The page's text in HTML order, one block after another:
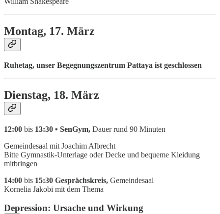
Montag, 17. März
Ruhetag, unser Begegnungszentrum Pattaya ist geschlossen
Dienstag, 18. März
12:00 bis 13:30 ▪ SenGym, Dauer rund 90 Minuten
Gemeindesaal mit Joachim Albrecht
Bitte Gymnastik-Unterlage oder Decke und bequeme Kleidung
mitbringen
14:00 bis 15:30 Gesprächskreis, Gemeindesaal
Kornelia Jakobi mit dem Thema
Depression: Ursache und Wirkung